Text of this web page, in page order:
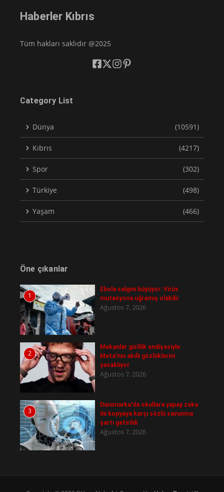
Haberler Kıbrıs
Tüm hakları saklıdır @2025
Category List
Dünya (10591)
Kıbrıs (4217)
Spor (302)
Türkiye (498)
Yaşam (466)
Öne çıkanlar
1
Ebola salgını büyüyor: Virüs
mutasyona uğramış olabilir
Ağustos 7, 2026
2
Mekanlar gizlilik endişesiyle
Meta'nın akıllı gözlüklerini
yasaklıyor
Ağustos 7, 2026
3
Danimarka'da okullara yapay zeka
ile kopyaya karşı sözlü savunma
şartı getirildi
Ağustos 7, 2026